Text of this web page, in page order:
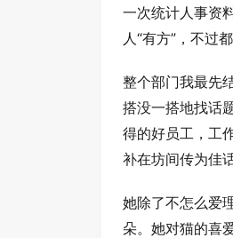
一次统计人事资
人“有方”，不过
整个部门我最先
搭没一搭地找话
得的好员工，工
补在坊间传为佳
她除了不怎么爱
朵。她对猫的喜